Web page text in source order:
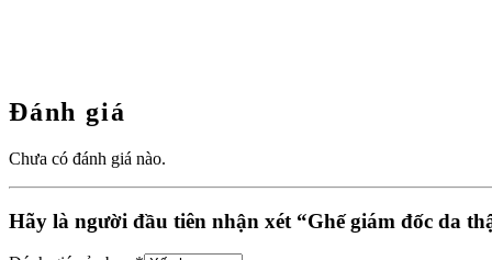
Đánh giá
Chưa có đánh giá nào.
Hãy là người đầu tiên nhận xét “Ghế giám đốc da